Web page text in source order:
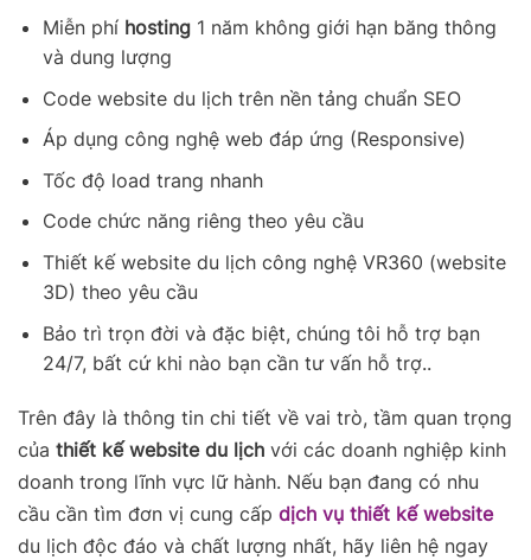
Miễn phí hosting1 năm không giới hạn băng thông
và dung lượng
Code website du lịch trên nền tảng chuẩn SEO
Áp dụng công nghệ web đáp ứng (Responsive)
Tốc độ load trang nhanh
Code chức năng riêng theo yêu cầu
Thiết kế website du lịch công nghệ VR360 (website
3D) theo yêu cầu
Bảo trì trọn đời và đặc biệt, chúng tôi hỗ trợ bạn
24/7, bất cứ khi nào bạn cần tư vấn hỗ trợ..
Trên đây là thông tin chi tiết về vai trò, tầm quan trọng
của thiết kế website du lịch với các doanh nghiệp kinh
doanh trong lĩnh vực lữ hành. Nếu bạn đang có nhu
cầu cần tìm đơn vị cung cấp dịch vụ thiết kế website
du lịch độc đáo và chất lượng nhất, hãy liên hệ ngay